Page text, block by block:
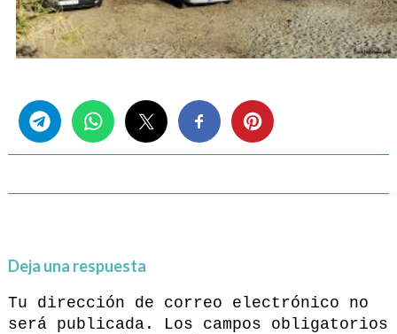
Deja una respuesta
Tu dirección de correo electrónico no
será publicada.
Los campos obligatorios